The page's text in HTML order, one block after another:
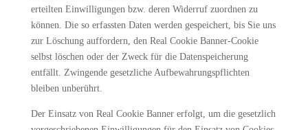
erteilten Einwilligungen bzw. deren Widerruf zuordnen zu
können. Die so erfassten Daten werden gespeichert, bis Sie uns
zur Löschung auffordern, den Real Cookie Banner-Cookie
selbst löschen oder der Zweck für die Datenspeicherung
entfällt. Zwingende gesetzliche Aufbewahrungspflichten
bleiben unberührt.
Der Einsatz von Real Cookie Banner erfolgt, um die gesetzlich